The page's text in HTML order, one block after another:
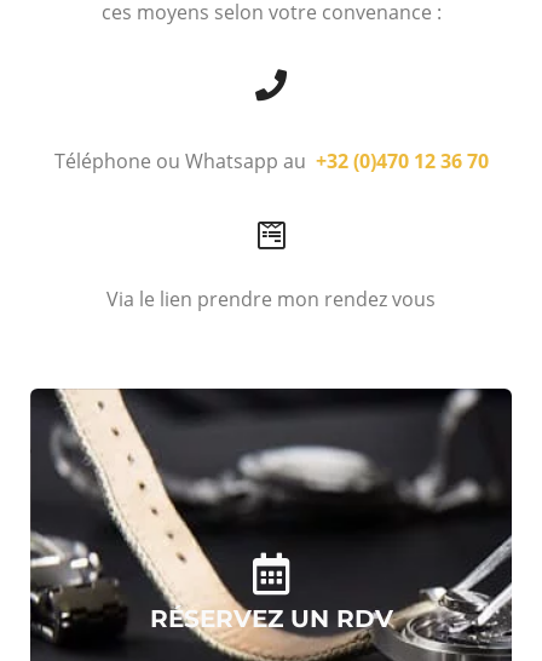
ces moyens selon votre convenance :
Téléphone ou Whatsapp au +32 (0)470 12 36 70
Via le lien prendre mon rendez vous
RÉSERVEZ UN RDV